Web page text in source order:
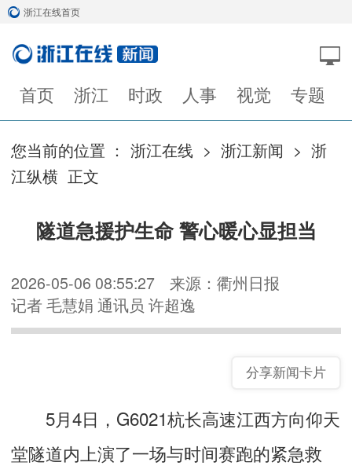
浙江在线首页
首页 浙江 时政 人事 视觉 专题
您当前的位置 ： 浙江在线 > 浙江新闻 > 浙
江纵横 正文
隧道急援护生命 警心暖心显担当
2026-05-06 08:55:27
来源：衢州日报
记者 毛慧娟 通讯员 许超逸
分享新闻卡片
5月4日，G6021杭长高速江西方向仰天
堂隧道内上演了一场与时间赛跑的紧急救